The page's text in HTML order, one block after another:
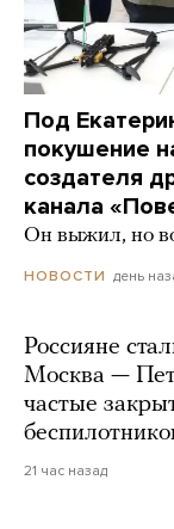
Под
покушение
создателя
канала
Он выжил, но
НОВОСТИ день
Россияне
Москва —
частые
21 час назад